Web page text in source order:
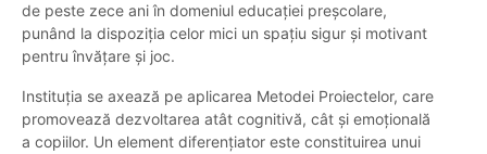
de peste zece ani în domeniul educației preșcolare,
punând la dispoziția celor mici un spațiu sigur și motivant
pentru învățare și joc.
Instituția se axează pe aplicarea Metodei Proiectelor, care
promovează dezvoltarea atât cognitivă, cât și emoțională
a copiilor. Un element diferențiator este constituirea unui